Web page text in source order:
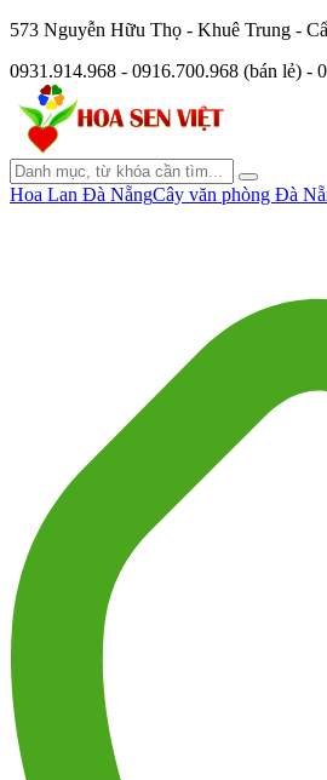
573 Nguyễn Hữu Thọ - Khuê Trung -
0931.914.968 - 0916.700.968 (bán lẻ)
Hoa Lan Đà NẵngCây văn phòng Đà